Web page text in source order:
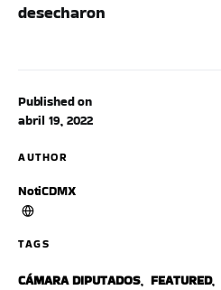
Published on
abril 19, 2022
AUTHOR
NotiCDMX
TAGS
CÁMARA DIPUTADOS, FEATURED,
desecharon